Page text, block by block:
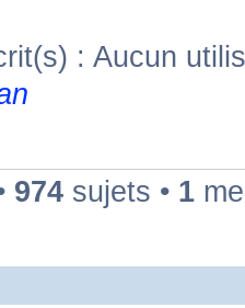
: Aucun
974 sujets • 1